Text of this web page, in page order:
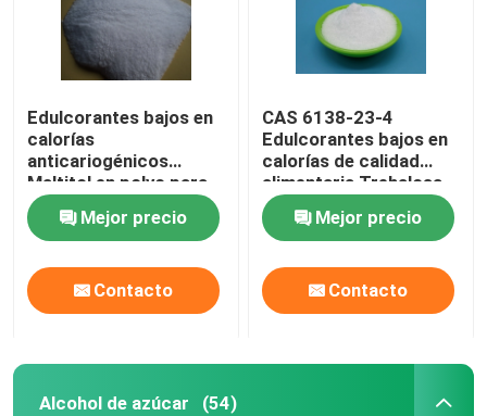
Edulcorantes bajos en
calorías
anticariogénicos
Maltitol en polvo para
productos para
pacientes diabéticos
Mejor precio
Contacto
CAS 6138-23-4
Edulcorantes bajos en
calorías de calidad
alimentaria Trehalosa
en alimentos
Mejor precio
Contacto
Alcohol de azúcar (54)